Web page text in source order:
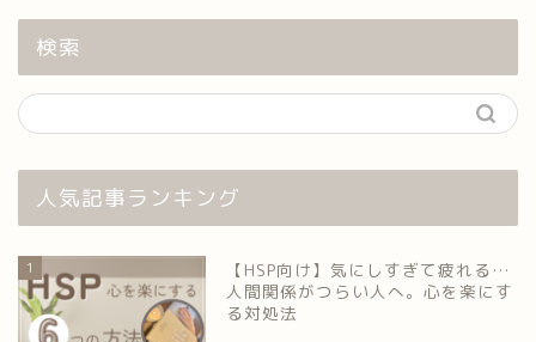
検索
人気記事ランキング
1
【HSP向け】気にしすぎて疲れる…
人間関係がつらい人へ。心を楽にす
る対処法